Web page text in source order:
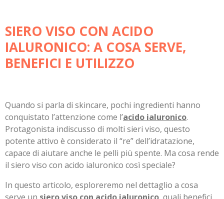
SIERO VISO CON ACIDO
IALURONICO: A COSA SERVE,
BENEFICI E UTILIZZO
Quando si parla di skincare, pochi ingredienti hanno
conquistato l’attenzione come l’acido ialuronico.
Protagonista indiscusso di molti sieri viso, questo
potente attivo è considerato il “re” dell’idratazione,
capace di aiutare anche le pelli più spente. Ma cosa rende
il siero viso con acido ialuronico così speciale?
In questo articolo, esploreremo nel dettaglio a cosa